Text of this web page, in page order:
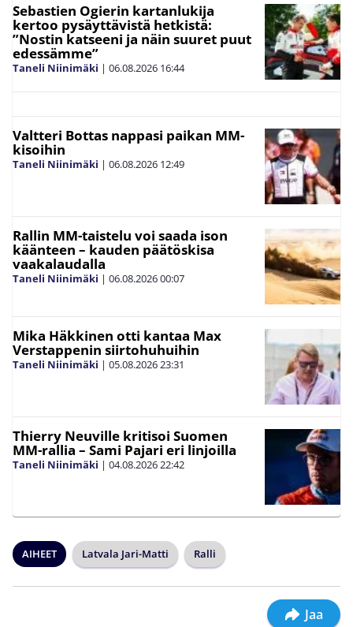
Sebastien Ogierin kartanlukija
kertoo pysäyttävistä hetkistä:
”Nostin katseeni ja näin suuret puut
edessämme”
Taneli Niinimäki | 06.08.2026 16:44
Valtteri Bottas nappasi paikan MM-
kisoihin
Taneli Niinimäki | 06.08.2026 12:49
Rallin MM-taistelu voi saada ison
käänteen – kauden päätöskisa
vaakalaudalla
Taneli Niinimäki | 06.08.202600:07
Mika Häkkinen otti kantaa Max
Verstappenin siirtohuhuihin
Taneli Niinimäki | 05.08.202623:31
Thierry Neuville kritisoi Suomen
MM-rallia – Sami Pajari eri linjoilla
Taneli Niinimäki | 04.08.202622:42
AIHEET Latvala Jari-Matti Ralli
Jaa